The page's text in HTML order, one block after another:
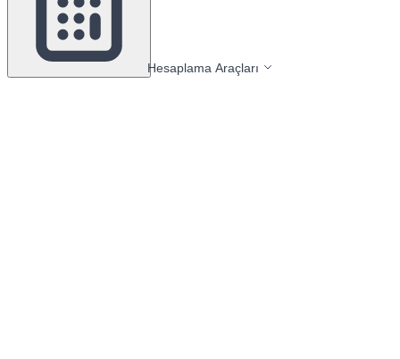
Hesaplama Araçları